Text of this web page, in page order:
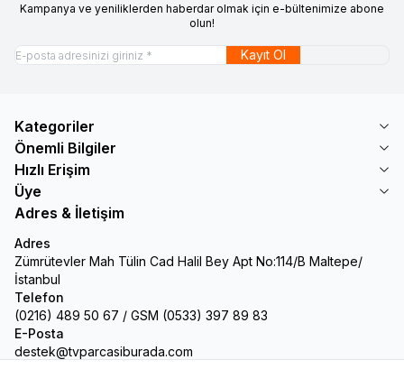
Kampanya ve yeniliklerden haberdar olmak için e-bültenimize abone
olun!
Kayıt Ol
Kategoriler
Önemli Bilgiler
Hızlı Erişim
Üye
Adres & İletişim
Adres
Zümrütevler Mah Tülin Cad Halil Bey Apt No:114/B Maltepe/
İstanbul
Telefon
(0216) 489 50 67 / GSM (0533) 397 89 83
E-Posta
destek@tvparcasiburada.com